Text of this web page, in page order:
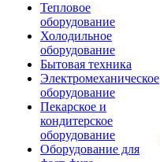
Тепловое
оборудование
Холодильное
оборудование
Бытовая техника
Электромеханическое
оборудование
Пекарское и
кондитерское
оборудование
Оборудование для